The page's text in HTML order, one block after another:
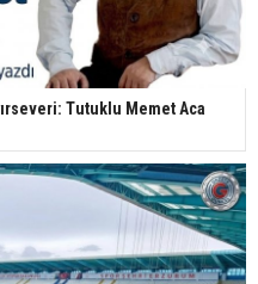
Tutuklu Memet Aca